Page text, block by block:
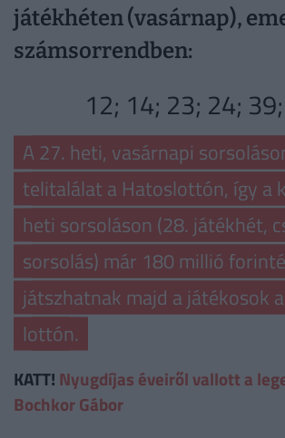
játékhéten (vasárnap),
számsorrendben:
12; 14; 23; 24;
A 27. heti, vasárnapi
telitalálat a Hatoslottón, így a
heti sorsoláson (28. játékhét,
sorsolás) már 180 millió
játszhatnak majd a játékosok
lottón.
KATT! Nyugdíjas éveiről vallott a
Bochkor Gábor